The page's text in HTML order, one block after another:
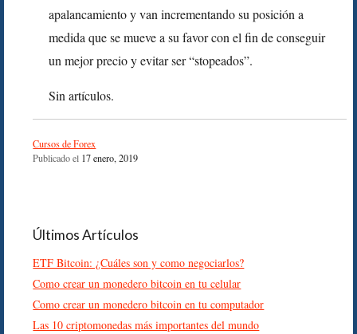
apalancamiento y van incrementando su posición a
medida que se mueve a su favor con el fin de conseguir
un mejor precio y evitar ser “stopeados”.
Sin artículos.
Cursos de Forex
Publicado el 17 enero, 2019
Últimos Artículos
ETF Bitcoin: ¿Cuáles son y como negociarlos?
Como crear un monedero bitcoin en tu celular
Como crear un monedero bitcoin en tu computador
Las 10 criptomonedas más importantes del mundo